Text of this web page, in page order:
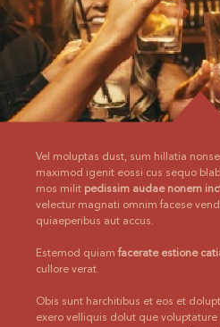
Vel moluptas dust, sum hillatia
maximod igenit eossi cus sequo
mos milit pedissim audae nonem
velectur magnati omnim facese
quiaeperibus aut accus.
Estemod quiamfacerate estione
cullore verat.
Obis sunt harchitibus et eos et
exero velliquis dolut que